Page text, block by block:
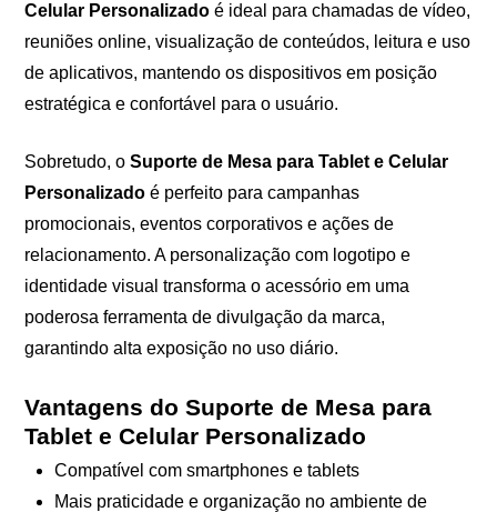
Celular Personalizado é ideal para chamadas de vídeo,
reuniões online, visualização de conteúdos, leitura e uso
de aplicativos, mantendo os dispositivos em posição
estratégica e confortável para o usuário.
Sobretudo, oSuporte de Mesa para Tablet e Celular
Personalizado é perfeito para campanhas
promocionais, eventos corporativos e ações de
relacionamento. A personalização com logotipo e
identidade visual transforma o acessório em uma
poderosa ferramenta de divulgação da marca,
garantindo alta exposição no uso diário.
Vantagens do Suporte de Mesa para
Tablet e Celular Personalizado
Compatível com smartphones e tablets
Mais praticidade e organização no ambiente de